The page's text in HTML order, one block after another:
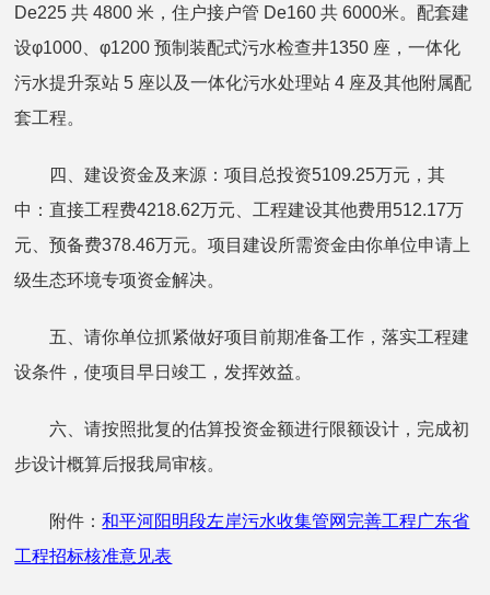
De225 共 4800 米，住户接户管 De160 共 6000米。配套建
设φ1000、φ1200 预制装配式污水检查井1350 座，一体化
污水提升泵站 5 座以及一体化污水处理站 4 座及其他附属配
套工程。
四、建设资金及来源：项目总投资5109.25万元，其
中：直接工程费4218.62万元、工程建设其他费用512.17万
元、预备费378.46万元。项目建设所需资金由你单位申请上
级生态环境专项资金解决。
五、请你单位抓紧做好项目前期准备工作，落实工程建
设条件，使项目早日竣工，发挥效益。
六、请按照批复的估算投资金额进行限额设计，完成初
步设计概算后报我局审核。
附件：和平河阳明段左岸污水收集管网完善工程广东省
工程招标核准意见表